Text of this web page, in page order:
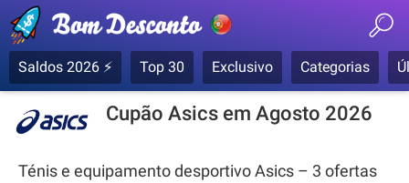
Saldos 2026 ⚡ Top 30 Exclusivo Categorias
Cupão Asics em Agosto 2026
Ténis e equipamento desportivo Asics – 3 ofertas